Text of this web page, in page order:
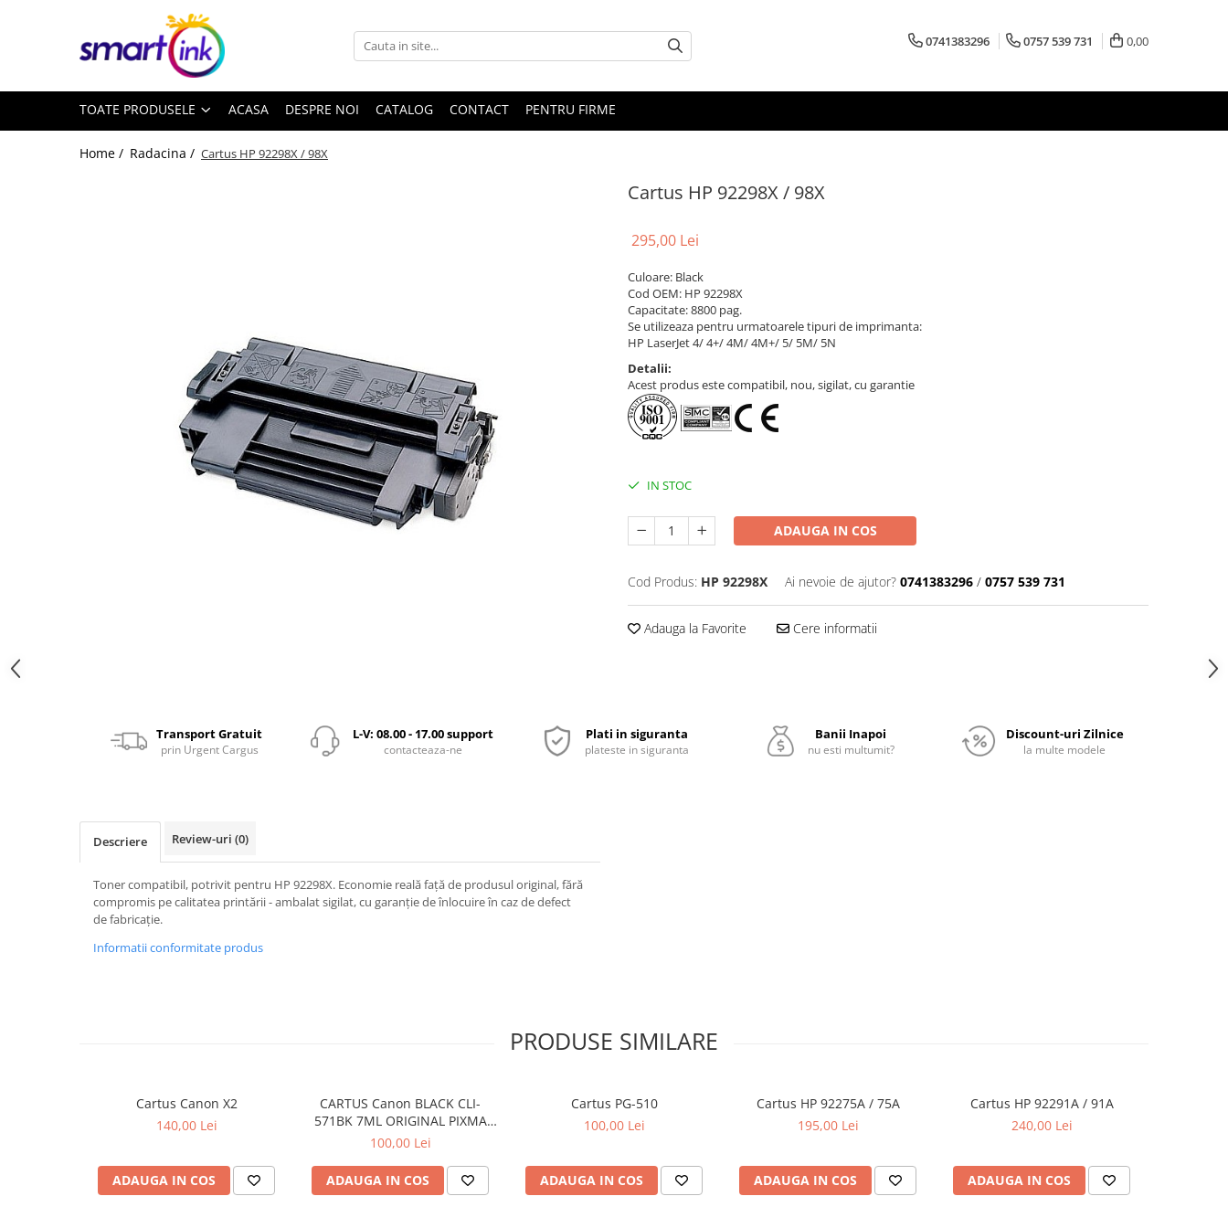
Toate Produsele
Pentru firme
0741383296 0757 539 731 0,00
TOATE PRODUSELE ACASA DESPRE NOI CATALOG CONTACT PENTRU FIRME
Home / Radacina / Cartus HP 92298X / 98X
Cartus HP 92298X / 98X
295,00 Lei
Culoare: Black
Cod OEM: HP 92298X
Capacitate: 8800 pag.
Se utilizeaza pentru urmatoarele tipuri de imprimanta:
HP LaserJet 4/ 4+/ 4M/ 4M+/ 5/ 5M/ 5N
Detalii:
Acest produs este compatibil, nou, sigilat, cu garantie
IN STOC
ADAUGA IN COS
Cod Produs: HP 92298X Ai nevoie de ajutor? 0741383296 / 0757 539 731
Adauga la Favorite Cere informatii
Transport Gratuit
prin Urgent Cargus
L-V: 08.00 - 17.00 support
contacteaza-ne
Plati in siguranta
plateste in siguranta
Banii Inapoi
nu esti multumit?
Discount-uri Zilnice
la multe modele
Descriere Review-uri (0)
Toner compatibil, potrivit pentru HP 92298X. Economie reală față de produsul original, fără
compromis pe calitatea printării - ambalat sigilat, cu garanție de înlocuire în caz de defect
de fabricație.
Informatii conformitate produs
PRODUSE SIMILARE
Cartus Canon X2
140,00 Lei
ADAUGA IN COS
CARTUS Canon BLACK CLI-
571BK 7ML ORIGINAL PIXMA
MG6850
100,00 Lei
ADAUGA IN COS
Cartus PG-510
100,00 Lei
ADAUGA IN COS
Cartus HP 92275A / 75A
195,00 Lei
ADAUGA IN COS
Cartus HP 92291A / 91A
240,00 Lei
ADAUGA IN COS